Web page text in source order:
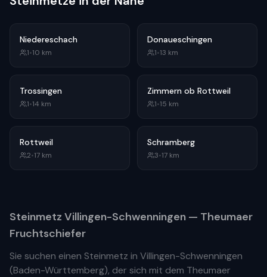
Niedereschach
1•10 km
Donaueschingen
1•13 km
Trossingen
1•14 km
Zimmern ob Rottweil
1•15 km
Rottweil
2•17 km
Schramberg
3•17 km
Steinmetz Villingen-Schwenningen — Theumaer
Fruchtschiefer
Sie suchen einen Steinmetz in Villingen-Schwenningen
(Baden-Württemberg), der sich mit dem Theumaer